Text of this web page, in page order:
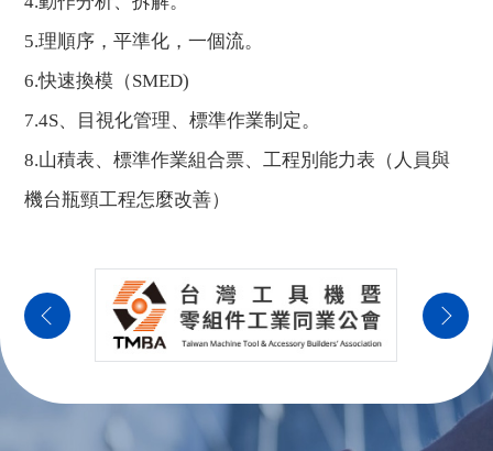
5.理順序，平準化，一個流。
6.快速換模（SMED)
7.4S、目視化管理、標準作業制定。
8.山積表、標準作業組合票、工程別能力表（人員與
機台瓶頸工程怎麼改善）